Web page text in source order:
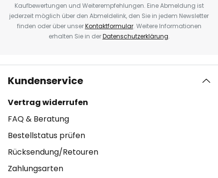
Kaufbewertungen und Weiterempfehlungen. Eine Abmeldung ist
jederzeit möglich über den Abmeldelink, den Sie in jedem Newsletter
finden oder über unserKontaktformular. Weitere Informationen
erhalten Sie in derDatenschutzerklärung.
Kundenservice
Vertrag widerrufen
FAQ & Beratung
Bestellstatus prüfen
Rücksendung/Retouren
Zahlungsarten